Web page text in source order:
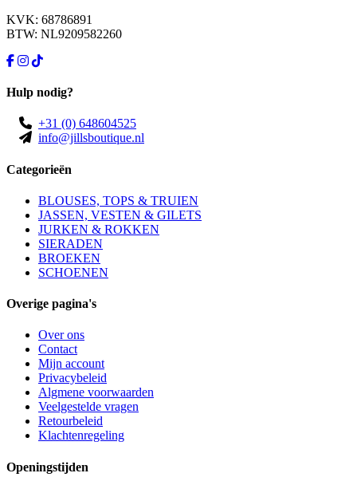
KVK: 68786891
BTW: NL9209582260
Hulp nodig?
+31 (0) 648604525
info@jillsboutique.nl
Categorieën
BLOUSES, TOPS & TRUIEN
JASSEN, VESTEN & GILETS
JURKEN & ROKKEN
SIERADEN
BROEKEN
SCHOENEN
Overige pagina's
Over ons
Contact
Mijn account
Privacybeleid
Algmene voorwaarden
Veelgestelde vragen
Retourbeleid
Klachtenregeling
Openingstijden